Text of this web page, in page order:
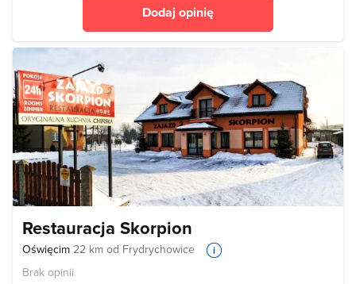
Dodaj opinię
Restauracja Skorpion
Oświęcim 22 km od Frydrychowice
Brak opinii